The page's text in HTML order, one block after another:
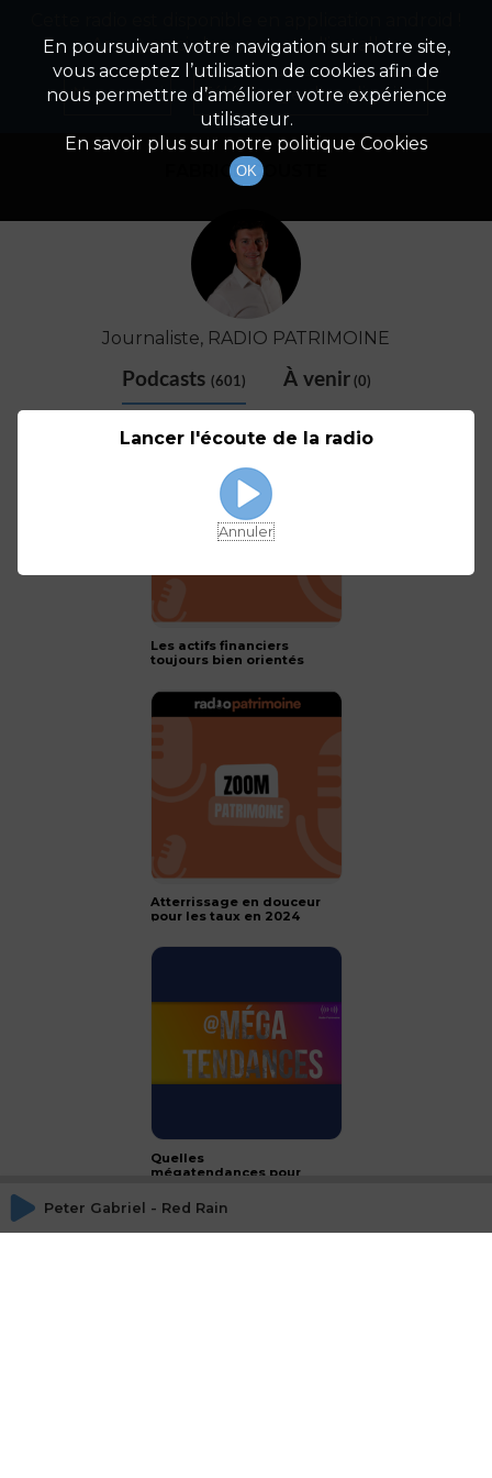
Détail De L'animateur
FABRICE COUSTE
Journaliste, RADIO PATRIMOINE
Podcasts (601) À venir(0)
Les actifs financiers
toujours bien orientés
Atterrissage en douceur
pour les taux en 2024
Quelles
mégatendances pour
Peter Gabriel - Red Rain
En poursuivant votre navigation sur notre site,
vous acceptez l’utilisation de cookies afin de
nous permettre d’améliorer votre expérience
utilisateur.
En savoir plus sur notre politique Cookies
OK
Appuyez ci-dessous pour l'installer.
Non merci Télécharger l'application
Lancer l'écoute de la radio
Annuler